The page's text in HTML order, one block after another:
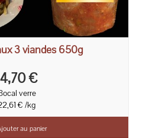
3 viandes 650g
€
verre
€ /kg
au panier